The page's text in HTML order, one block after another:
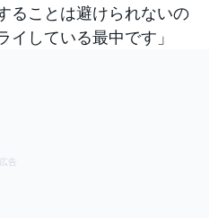
ることは避けられないの
イしている最中です」